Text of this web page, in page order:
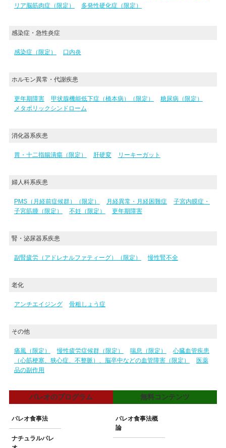
リア脳筋肉症（限定）
多発性硬化症（限定）
感染症・急性炎症
感染症（限定） 口内炎
ホルモン異常・代謝疾患
更年期障害 甲状腺機能低下症（橋本病）（限定）
糖尿病（限定）
メタボリックシンドローム
消化器系疾患
胃・十二指腸潰瘍（限定） 肝硬変 リーキーガット
婦人科系疾患
PMS（月経前症候群）（限定） 月経異常・月経困難症
子宮内膜症・
子宮筋腫（限定）
不妊（限定） 更年期障害
腎・泌尿器系疾患
副腎疲労（アドレナルファティーグ）（限定） 慢性腎不全
老化
アンチエイジング 骨粗しょう症
その他
痛風（限定） 慢性疲労症候群（限定） 喘息（限定）
心臓血管疾患
（心筋梗塞、狭心症、不整脈）、脳卒中などの血管障害（限定）
医薬
品の副作用
パレオのプログラム
パレオ食事法
ナチュラルパレ
無料コンテンツ
パレオ食事法概
論